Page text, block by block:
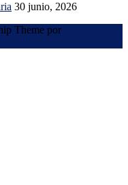
30 junio, 2026
Theme por